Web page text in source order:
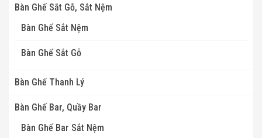
Bàn Ghế Sắt Gỗ, Sắt Nệm
Bàn Ghế Sắt Nệm
Bàn Ghế Sắt Gỗ
Bàn Ghế Thanh Lý
Bàn Ghế Bar, Quầy Bar
Bàn Ghế Bar Sắt Nệm